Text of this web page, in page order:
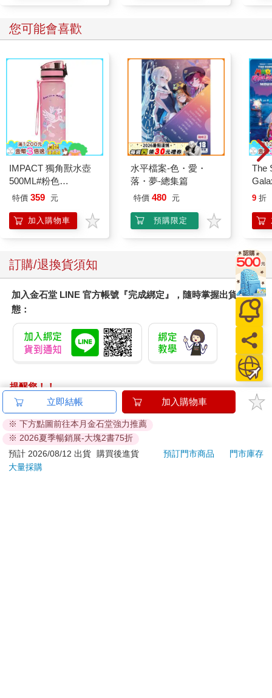
您可能會喜歡
IMPACT 獨角獸水壺
500ML#粉色
IM00B11PK
特價 359 元
加入購物車
水平檔案-色・愛・
落・夢-總集篇
特價 480 元
預購限定
The
9 折
訂購/退換貨須知
加入金石堂 LINE 官方帳號『完成綁定』，隨時掌握出貨動
態：
提醒您！！
金石堂及銀行均不會請您操作ATM! 如接獲電話要求您前往
ATM提款機，請不要聽從指示，以免受騙上當！
退換貨須知：
**提醒您，鑑賞期不等於試用期，退回商品須為全新狀態**
依據「消費者保護法」第19條及行政院消費者保護處公告之
立即結帳 加入購物車
※ 下方點圖前往本月金石堂強力推薦
※ 2026夏季暢銷展-大塊2書75折
預計 2026/08/12 出貨
購買後進貨 預訂門市商品
門市庫存
大量採購